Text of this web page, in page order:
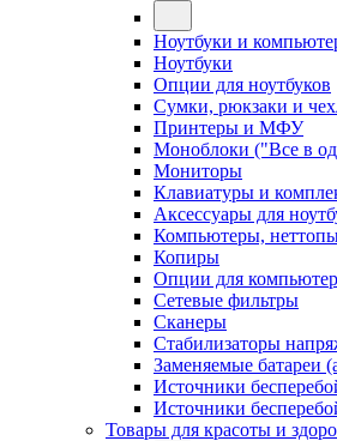
Ноутбуки и
Ноутбуки
Опции для ноутбуков
Сумки, рюкзаки и
Принтеры и МФУ
Моноблоки ("Все в
Мониторы
Клавиатуры и
Аксессуары для
Компьютеры,
Копиры
Опции для
Сетевые фильтры
Сканеры
Стабилизаторы
Заменяемые батареи
Источники
Источники
Товары для красоты и